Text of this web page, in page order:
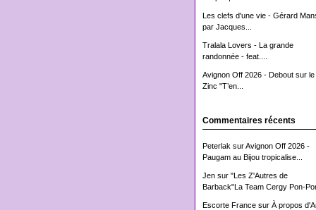
Les clefs d'une vie - Gérard
par Jacques...
Tralala Lovers - La grande
randonnée - feat....
Avignon Off 2026 - Debout sur le
Zinc "T’en...
Commentaires récents
Peterlak surAvignon Off 2026 -
Paugam au Bijou tropicalise...
Jensur "Les Z'Autres de
Barback"La Team Cergy Pon-
Escorte Francesur À propos